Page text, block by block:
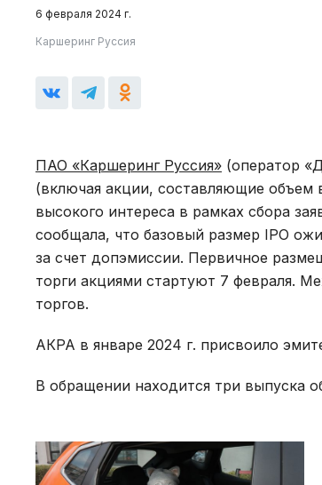
6 февраля 2024 г.
Каршеринг Руссия
ПАО «Каршеринг Руссия» (оператор
(включая акции, составляющие объем
высокого интереса в рамках сбора
сообщала, что базовый размер IPO
за счет допэмиссии. Первичное
торги акциями стартуют 7 февраля.
торгов.
АКРА в январе 2024 г. присвоило
В обращении находится три выпуска